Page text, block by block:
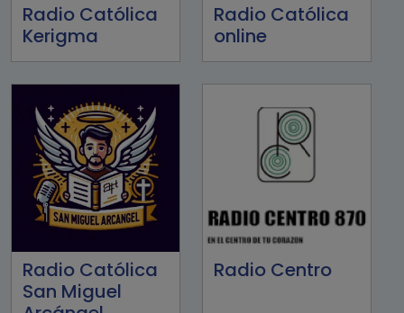
Radio Católica
Kerigma
Radio Católica
online
Radio Católica
San Miguel
Radio Centro